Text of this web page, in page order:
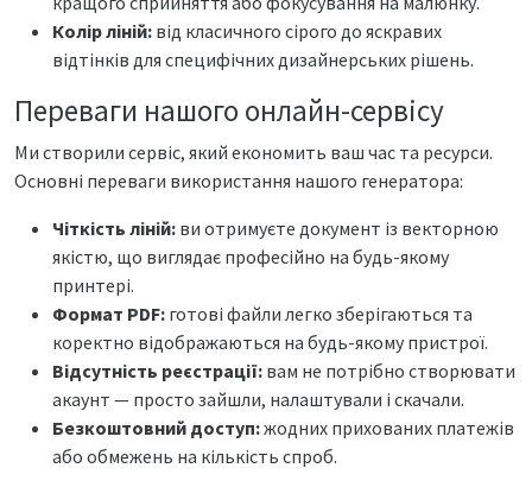
Колір ліній: від класичного сірого до яскравих
відтінків для специфічних дизайнерських рішень.
Переваги нашого онлайн-сервісу
Ми створили сервіс, який економить ваш час та ресурси.
Основні переваги використання нашого генератора:
Чіткість ліній: ви отримуєте документ із векторною
якістю, що виглядає професійно на будь-якому
принтері.
Формат PDF: готові файли легко зберігаються та
коректно відображаються на будь-якому пристрої.
Відсутність реєстрації: вам не потрібно створювати
акаунт — просто зайшли, налаштували і скачали.
Безкоштовний доступ:жодних прихованих платежів
або обмежень на кількість спроб.